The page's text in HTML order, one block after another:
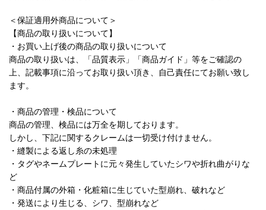
＜保証適用外商品について＞
【商品の取り扱いについて】
・お買い上げ後の商品の取り扱いについて
商品の取り扱いは、「品質表示」「商品ガイド」等をご確認の
上、記載事項に沿ってお取り扱い頂き、自己責任にてお願い致し
ます。
・商品の管理・検品について
商品の管理、検品には万全を期しております。
しかし、下記に関するクレームは一切受け付けません。
・縫製による返し糸の未処理
・タグやネームプレートに元々発生していたシワや折れ曲がりな
ど
・商品付属の外箱・化粧箱に生じていた型崩れ、破れなど
・発送により生じる、シワ、型崩れなど